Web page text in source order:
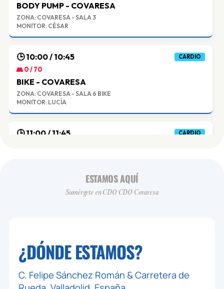
BODY PUMP - COVARESA
ZONA: COVARESA - SALA 3
MONITOR: CÉSAR
🕒 10:00 / 10:45 CARDIO
👥 0 / 70
BIKE - COVARESA
ZONA: COVARESA - SALA 6 BIKE
MONITOR: LUCÍA
🕒 11:00 / 11:45 CARDIO
ZONA: COVARESA - SALA 3
MONITOR: LESMILLS
🕒 12:00 / 12:45
ESTAMOS AQUÍ
Sumérgete en CDO CDO Covaresa
¿DÓNDE ESTAMOS?
C. Felipe Sánchez Román & Carretera de